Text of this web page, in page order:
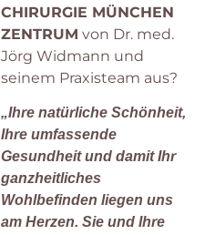
CHIRURGIE MÜNCHEN
ZENTRUM von Dr. med.
Jörg Widmann und
seinem Praxisteam aus?
„Ihre natürliche Schönheit,
Ihre umfassende
Gesundheit und damit Ihr
ganzheitliches
Wohlbefinden liegen uns
am Herzen. Sie und Ihre